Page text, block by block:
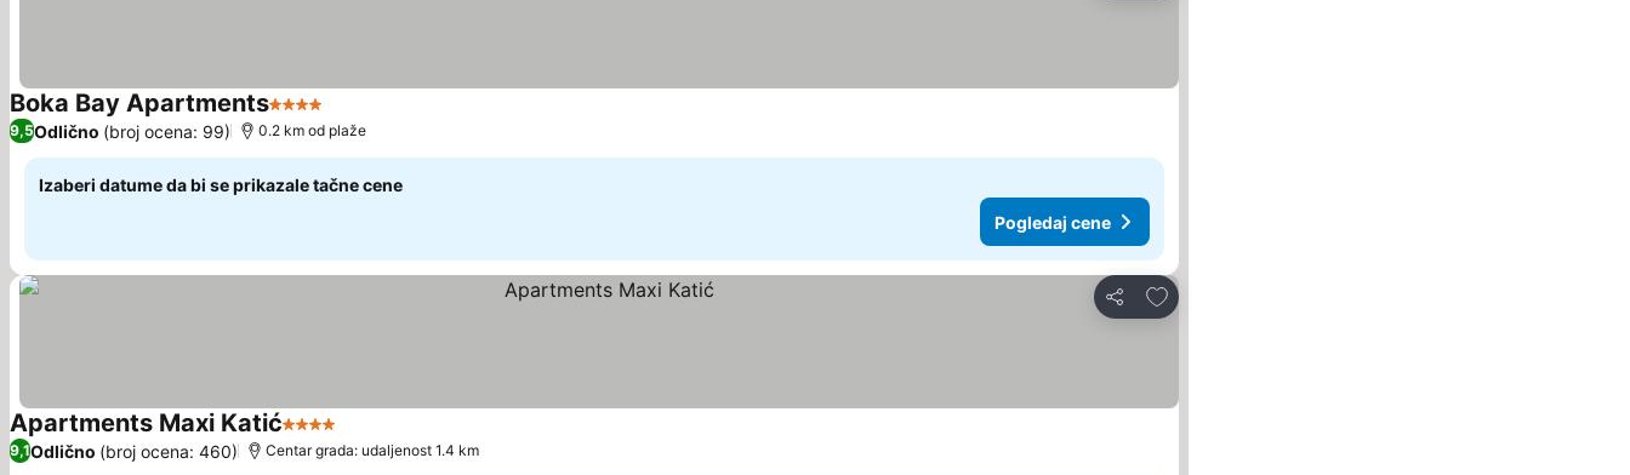
Boka Bay Apartments4 Zvezdice
9,5Odlično (broj ocena: 99) 0.2 km od plaže
Izaberi datume da bi se prikazale tačne cene
Pogledaj cene
Deli
Dodati u favorite
Apartments Maxi Katić4 Zvezdice
9,1Odlično (broj ocena: 460) Centar grada: udaljenost 1.4 km